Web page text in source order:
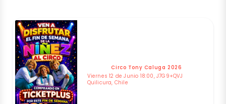
Circo Tony Caluga 2026
Viernes 12 de Junio 18:00, J7G9+QVJ
Quilicura, Chile